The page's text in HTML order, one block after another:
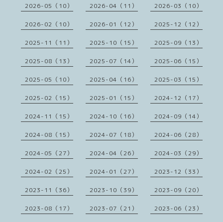
2026-05（10） 2026-04（11） 2026-03（10）
2026-02（10） 2026-01（12） 2025-12（12）
2025-11（11） 2025-10（15） 2025-09（13）
2025-08（13） 2025-07（14） 2025-06（15）
2025-05（10） 2025-04（16） 2025-03（15）
2025-02（15） 2025-01（15） 2024-12（17）
2024-11（15） 2024-10（16） 2024-09（14）
2024-08（15） 2024-07（18） 2024-06（28）
2024-05（27） 2024-04（26） 2024-03（29）
2024-02（25） 2024-01（27） 2023-12（33）
2023-11（36） 2023-10（39） 2023-09（20）
2023-08（17） 2023-07（21） 2023-06（23）